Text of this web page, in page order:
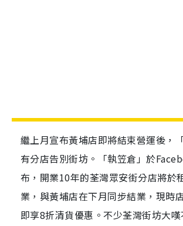
繼上月宣布黃埔店即將結束營運後，
有分店告別街坊。「執笠倉」於
布，開業10年的荃灣眾安街分店將於
業，與黃埔店在下月同步結業，現時
即享8折清貨優惠。不少荃灣街坊大